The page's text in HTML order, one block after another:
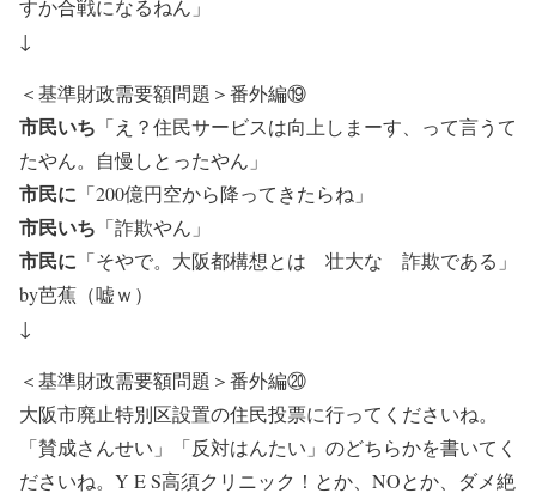
すか合戦になるねん」
↓
＜基準財政需要額問題＞番外編⑲
市民いち 「え？住民サービスは向上しまーす、って言うて
たやん。自慢しとったやん」
市民に 「200億円空から降ってきたらね」
市民いち 「詐欺やん」
市民に 「そやで。大阪都構想とは 壮大な 詐欺である」
by芭蕉（嘘ｗ）
↓
＜基準財政需要額問題＞番外編⑳
大阪市廃止特別区設置の住民投票に行ってくださいね。
「賛成さんせい」「反対はんたい」のどちらかを書いてく
ださいね。Y E S高須クリニック！とか、NOとか、ダメ絶